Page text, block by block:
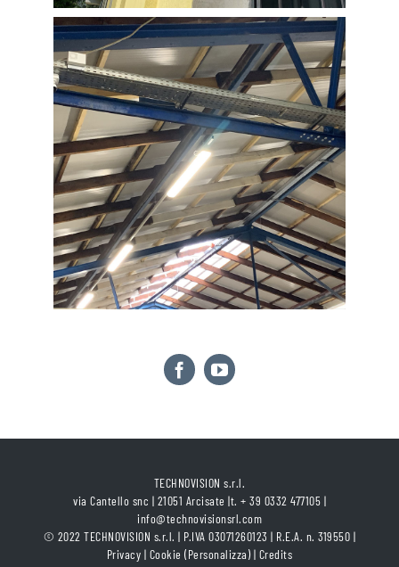
TECHNOVISION s.r.l.
via Cantello snc | 21051 Arcisate |t. + 39 0332 477105 |
info@technovisionsrl.com
© 2022 TECHNOVISION s.r.l. | P.IVA 03071260123 | R.E.A. n. 319550 |
Privacy | Cookie (Personalizza)| Credits